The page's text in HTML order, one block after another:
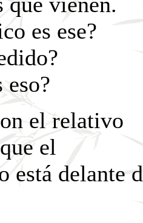
es ese?
eso?
el relativo
el
está delante